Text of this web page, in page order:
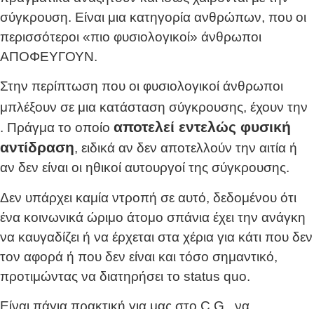
σύγκρουση. Είναι μια κατηγορία ανθρώπων, που οι
περισσότεροι «πιο φυσιολογικοί» άνθρωποι
ΑΠΟΦΕΥΓΟΥΝ.
Στην περίπτωση που οι φυσιολογικοί άνθρωποι
μπλέξουν σε μια κατάσταση σύγκρουσης, έχουν την
. Πράγμα το οποίο αποτελεί εντελώς φυσική
αντίδραση, ειδικά αν δεν αποτελλούν την αιτία ή
αν δεν είναι οι ηθικοί αυτουργοί της σύγκρουσης.
Δεν υπάρχει καμία ντροπή σε αυτό, δεδομένου ότι
ένα κοινωνικά ώριμο άτομο σπάνια έχει την ανάγκη
να καυγαδίζει ή να έρχεται στα χέρια για κάτι που δεν
τον αφορά ή που δεν είναι και τόσο σημαντικό,
προτιμώντας να διατηρήσει το status quo.
Είναι πάγια πρακτική για μας στο C.G., να